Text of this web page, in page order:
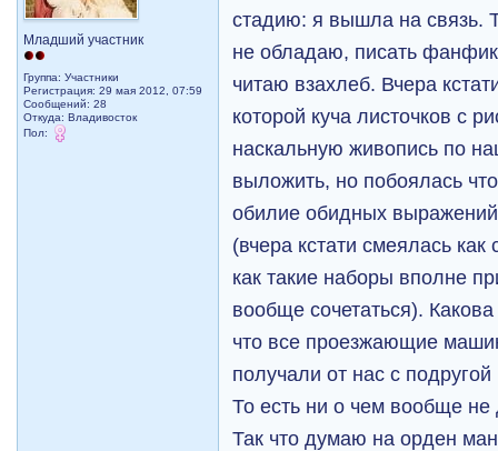
Младший участник
Группа: Участники
Регистрация: 29 мая 2012, 07:59
Сообщений: 28
Откуда: Владивосток
Пол:
стадию: я вышла на связь.
не обладаю, писать
читаю взахлеб. Вчера
которой куча листочков с
наскальную живопись по
выложить, но побоялась
обилие обидных
(вчера кстати смеялась
как такие наборы вполне
вообще сочетаться).
что все проезжающие
получали от нас с
То есть ни о чем вообще
Так что думаю на орден